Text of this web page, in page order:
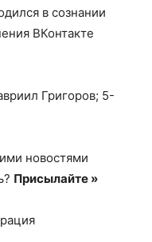
в сознании
ВКонтакте
Григоров; 5-
новостями
Присылайте »